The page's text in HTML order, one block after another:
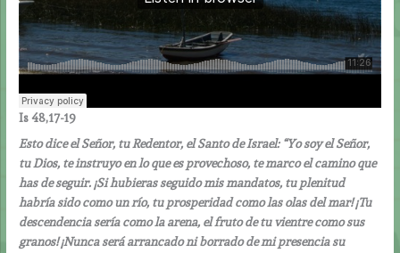
Is 48,17-19
Esto dice el Señor, tu Redentor, el Santo de Israel: “Yo soy el Señor,
tu Dios, te instruyo en lo que es provechoso, te marco el camino que
has de seguir. ¡Si hubieras seguido mis mandatos, tu plenitud
habría sido como un río, tu prosperidad como las olas del mar! ¡Tu
descendencia sería como la arena, el fruto de tu vientre como sus
granos! ¡Nunca será arrancado ni borrado de mi presencia su